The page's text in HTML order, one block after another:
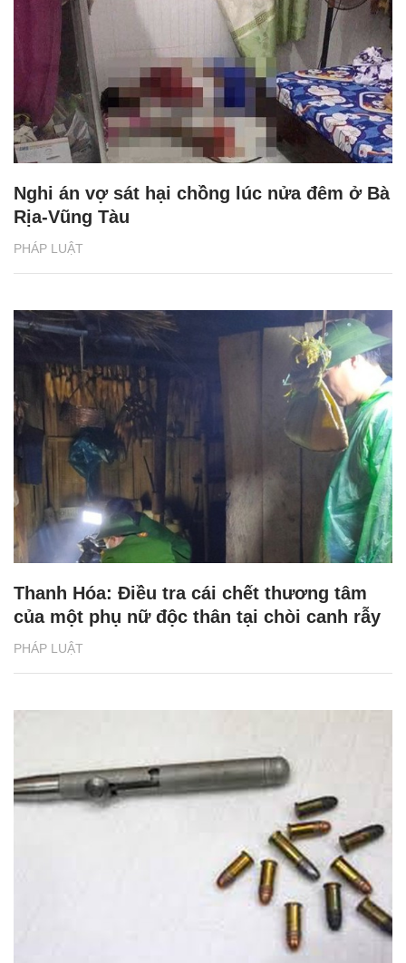
PHÁP LUẬT
Nghi án vợ sát hại chồng lúc nửa đêm ở Bà
Rịa-Vũng Tàu
PHÁP LUẬT
Thanh Hóa: Điều tra cái chết thương tâm
của một phụ nữ độc thân tại chòi canh rẫy